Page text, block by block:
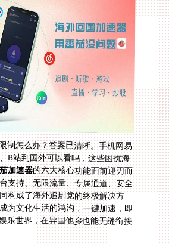
制怎么办？答案已清晰。手机网易
B站到国外可以看吗，这些困扰海
加速器的六大核心功能面前迎刃而
解。全球节点、全平台支持、无限流量、专属通道、安全
加密、实时售后，共同构成了海外追剧党的终极解决方
案。别再让地理距离成为文化生活的鸿沟，一键加速，即
刻解锁属于你的国内娱乐世界，在异国他乡也能无缝衔接